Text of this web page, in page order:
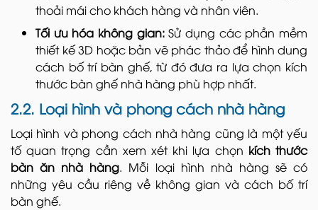
thoải mái cho khách hàng và nhân viên.
Tối ưu hóa không gian:Sử dụng các phần mềm
thiết kế 3D hoặc bản vẽ phác thảo để hình dung
cách bố trí bàn ghế, từ đó đưa ra lựa chọn kích
thước bàn ghế nhà hàng phù hợp nhất.
2.2. Loại hình và phong cách nhà hàng
Loại hình và phong cách nhà hàng cũng là một yếu
tố quan trọng cần xem xét khi lựa chọn kích thước
bàn ăn nhà hàng. Mỗi loại hình nhà hàng sẽ có
những yêu cầu riêng về không gian và cách bố trí
bàn ghế.